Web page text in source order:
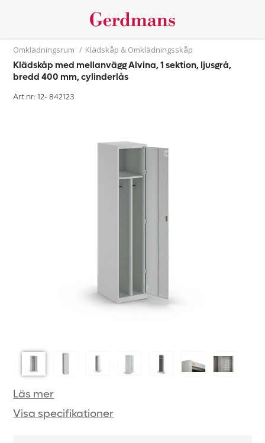
Omklädningsrum / Klädskåp & Omklädningsskåp
Klädskåp med mellanvägg Alvina, 1 sektion, ljusgrå,
bredd 400 mm, cylinderlås
Art.nr: 12-842123
Läs mer
Visa specifikationer